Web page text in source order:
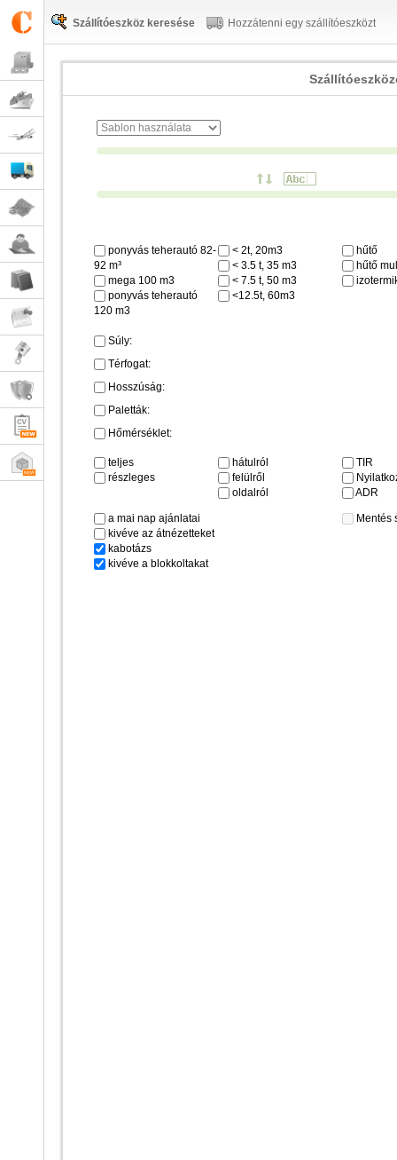
Szállítóeszköz keresése Hozzátenni egy szállítóeszközt
ponyvás teherautó 82-
92 m³
mega 100 m3
ponyvás teherautó
120 m3
< 2t, 20m3
< 3.5 t, 35 m3
< 7.5 t, 50 m3
<12.5t, 60m3
hűtő
hűtő
Súly:
Térfogat:
Hosszúság:
Paletták:
Hőmérséklet:
teljes
részleges
hátulról
felülről
oldalról
TIR
ADR
a mai nap ajánlatai
kivéve az átnézetteket
kabotázs
kivéve a blokkoltakat
Mentés